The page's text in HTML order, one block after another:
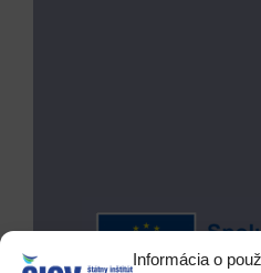
Informácia o